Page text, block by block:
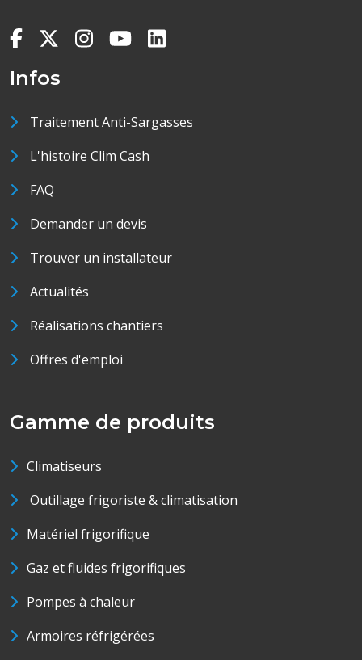
Infos
Traitement Anti-Sargasses
L'histoire Clim Cash
FAQ
Demander un devis
Trouver un installateur
Actualités
Réalisations chantiers
Offres d'emploi
Gamme de produits
Climatiseurs
Outillage frigoriste & climatisation
Matériel frigorifique
Gaz et fluides frigorifiques
Pompes à chaleur
Armoires réfrigérées